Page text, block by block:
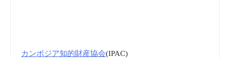
カンボジア知的財産協会(IPAC)